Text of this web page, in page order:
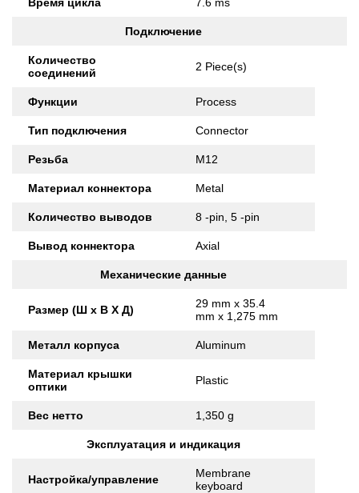
Подключение
Количество
соединений
2 Piece(s)
Функции Process
Тип подключения Connector
Резьба M12
Материал коннектора Metal
Количество выводов 8 -pin, 5 -pin
Вывод коннектора Axial
Механические данные
Размер (Ш x В X Д)
29 mm x 35.4
mm x 1,275 mm
Металл корпуса Aluminum
Материал крышки
оптики
Plastic
Вес нетто 1,350 g
Эксплуатация и индикация
Настройка/управление
Membrane
keyboard